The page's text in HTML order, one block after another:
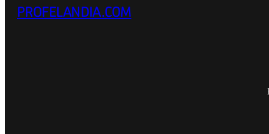
PROFELANDIA.COM